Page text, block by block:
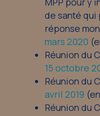
de santé
réponse
mars 2020
Réunion du
15 octobre
Réunion du
avril 2019
Réunion du